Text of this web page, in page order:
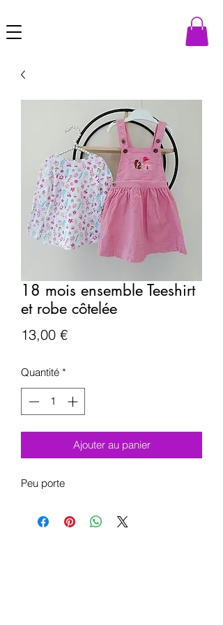
18 mois ensemble Teeshirt
et robe côtelée
13,00 €Prix
Quantité *
Ajouter au panier
Peu porte